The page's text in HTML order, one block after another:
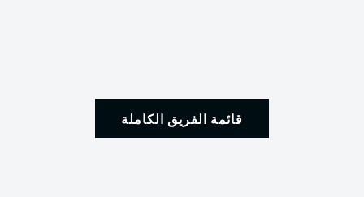
قائمة الفريق الكاملة